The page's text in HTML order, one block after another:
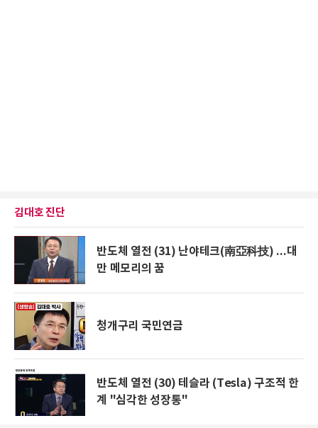
김대호 진단
반도체 열전 (31) 난야테크(南亞科技) ...대
만 메모리의 꿈
청개구리 국민연금
반도체 열전 (30) 테슬라 (Tesla) 구조적 한
계 "심각한 성장통"